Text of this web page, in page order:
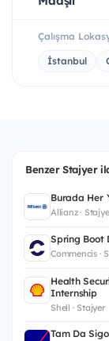
Çalışma
İstanbul
Benzer Stajyer
Burada Her
Allianz ·
Spring Boot
Commencis ·
Health
Internship
Shell · Stajyer
Tam Da